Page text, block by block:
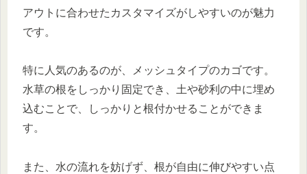
アウトに合わせたカスタマイズがしやすいのが魅力
です。
特に人気のあるのが、メッシュタイプのカゴです。
水草の根をしっかり固定でき、土や砂利の中に埋め
込むことで、しっかりと根付かせることができま
す。
また、水の流れを妨げず、根が自由に伸びやすい点